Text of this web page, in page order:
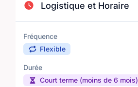
Logistique et Horaire
Fréquence
Flexible
Durée
Court terme (moins de 6 mois)